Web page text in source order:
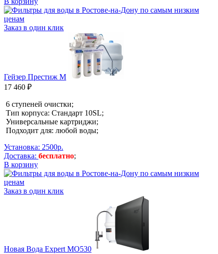
Заказ в один клик
Гейзер Престиж М
17 460 ₽
6 ступеней очистки;
Тип корпуса: Стандарт 10SL;
Универсальные картриджи;
Подходит для: любой воды;
Установка: 2500р.
Доставка: бесплатно;
В корзину
Заказ в один клик
Новая Вода Expert MO530